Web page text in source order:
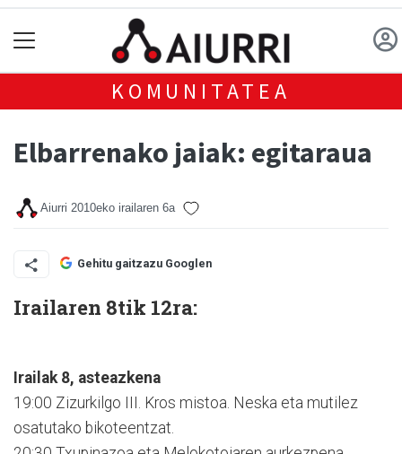
KOMUNITATEA
Elbarrenako jaiak: egitaraua
Aiurri 2010eko irailaren 6a
Gehitu gaitzazu Googlen
Irailaren 8tik 12ra:
Irailak 8, asteazkena
19:00 Zizurkilgo III. Kros mistoa. Neska eta mutilez
osatutako bikoteentzat.